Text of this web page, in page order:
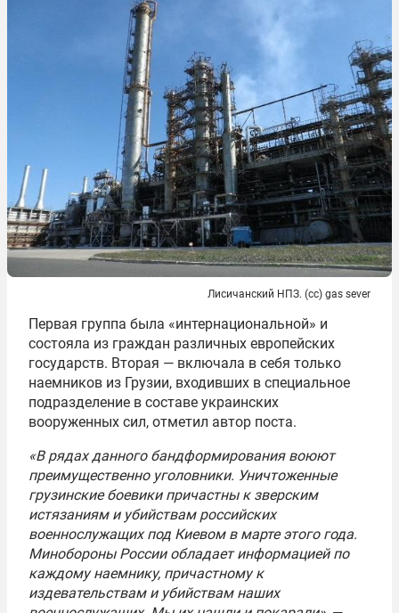
Лисичанский НПЗ. (сс) gas sever
Первая группа была «интернациональной» и
состояла из граждан различных европейских
государств. Вторая — включала в себя только
наемников из Грузии, входивших в специальное
подразделение в составе украинских
вооруженных сил, отметил автор поста.
«В рядах данного бандформирования воюют
преимущественно уголовники. Уничтоженные
грузинские боевики причастны к зверским
истязаниям и убийствам российских
военнослужащих под Киевом в марте этого года.
Минобороны России обладает информацией по
каждому наемнику, причастному к
издевательствам и убийствам наших